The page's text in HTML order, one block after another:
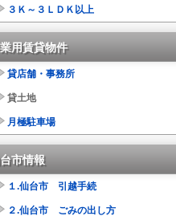
３Ｋ～３ＬＤＫ以上
用賃貸物件
貸店舗・事務所
貸土地
月極駐車場
市情報
１.仙台市 引越手続
２.仙台市 ごみの出し方